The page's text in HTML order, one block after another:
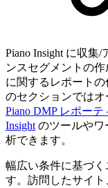
Piano Insight に収集
ンスセグメントの
に関するレポートの
のセクションではオ
Piano DMP レポー
Insight のツールやワ
析できます。
幅広い条件に基づ
す。訪問したサイ